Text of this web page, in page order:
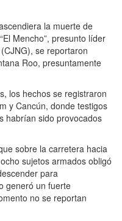
la muerte de
Mencho”, presunto líder
se reportaron
Roo, presuntamente
los hechos se registraron
y Cancún, donde testigos
habrían sido provocados
sobre la carretera hacia
sujetos armados obligó
para
generó un fuerte
no se reportan